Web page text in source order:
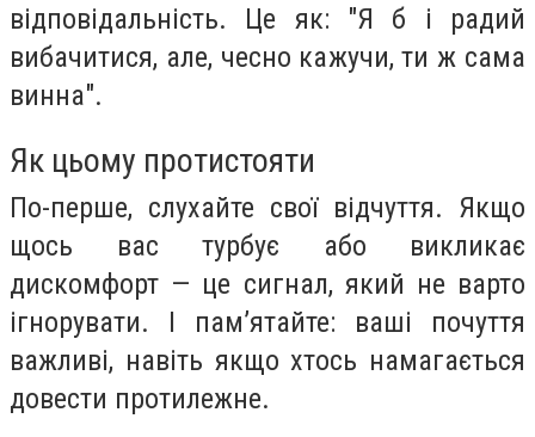
відповідальність. Це як: "Я б і радий
вибачитися, але, чесно кажучи, ти ж сама
винна".
Як цьому протистояти
По-перше, слухайте свої відчуття. Якщо
щось вас турбує або викликає
дискомфорт — це сигнал, який не варто
ігнорувати. І пам’ятайте: ваші почуття
важливі, навіть якщо хтось намагається
довести протилежне.